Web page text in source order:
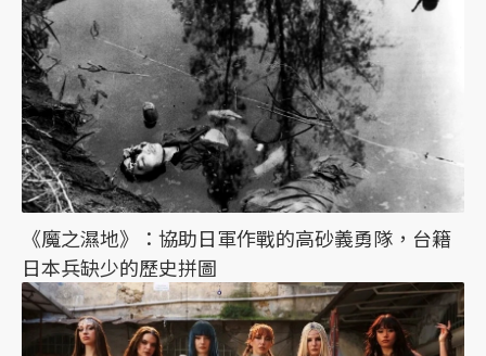
《魔之濕地》：協助日軍作戰的高砂義勇隊，台籍
日本兵缺少的歷史拼圖